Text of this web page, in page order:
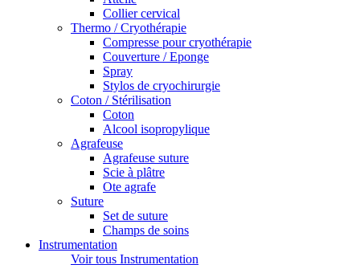
Collier cervical
Thermo / Cryothérapie
Compresse pour cryothérapie
Couverture / Eponge
Spray
Stylos de cryochirurgie
Coton / Stérilisation
Coton
Alcool isopropylique
Agrafeuse
Agrafeuse suture
Scie à plâtre
Ote agrafe
Suture
Set de suture
Champs de soins
Instrumentation
Voir tous Instrumentation